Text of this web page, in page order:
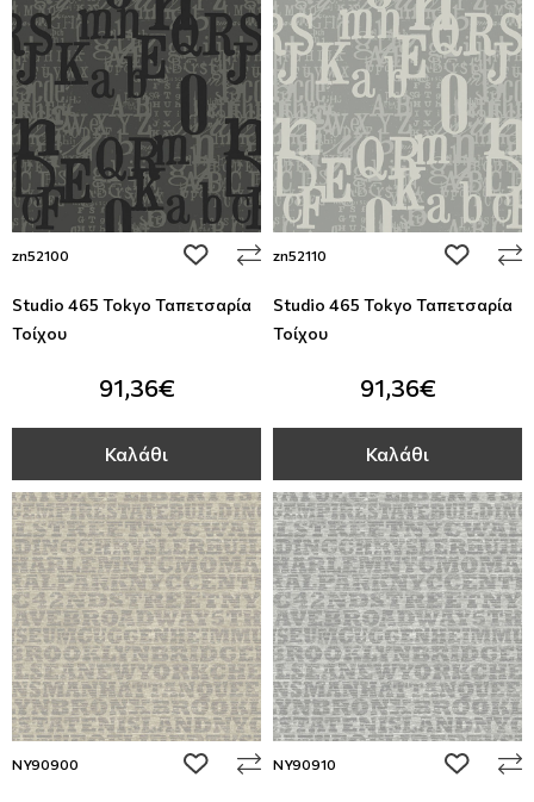
zn52100 add to wishlist
Studio 465 Tokyo Ταπετσαρία
Τοίχου
91,36€
Καλάθι
zn52110 add to
Studio 465 Tokyo Ταπετσαρία
Τοίχου
91,36€
Καλάθι
NY90900 add to wishlist
NY90910 add to